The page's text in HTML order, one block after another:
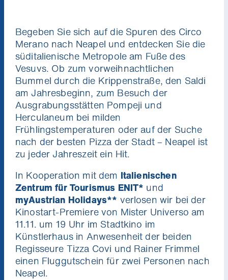
Begeben Sie sich auf die Spuren des Circo
Merano nach Neapel und entdecken Sie die
süditalienische Metropole am Fuße des
Vesuvs. Ob zum vorweihnachtlichen
Bummel durch die Krippenstraße, den Saldi
am Jahresbeginn, zum Besuch der
Ausgrabungsstätten Pompeji und
Herculaneum bei milden
Frühlingstemperaturen oder auf der Suche
nach der besten Pizza der Stadt – Neapel ist
zu jeder Jahreszeit ein Hit.
In Kooperation mit dem Italienischen
Zentrum für Tourismus ENIT* und
myAustrian Holidays** verlosen wir bei der
Kinostart-Premiere von Mister Universo am
11.11. um 19 Uhr im Stadtkino im
Künstlerhaus in Anwesenheit der beiden
Regisseure Tizza Covi und Rainer Frimmel
einen Fluggutschein für zwei Personen nach
Neapel.